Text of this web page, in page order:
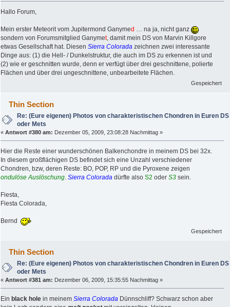
Hallo Forum,
Mein erster Meteorit vom Jupitermond Ganymed … na ja, nicht ganz
sondern von Forumsmitglied Ganymet, damit mein DS von Marvin Killgore
etwas Gesellschaft hat. Diesen Sierra Colorada zeichnen zwei interessante
Dinge aus: (1) die Hell- / Dunkelstruktur, die auch im DS zu erkennen ist und
(2) wie er geschnitten wurde, denn er verfügt über drei geschnittene, polierte
Flächen und über drei ungeschnittene, unbearbeitete Flächen.
Gespeichert
Thin Section
Re: (Eure eigenen) Photos von charakteristischen Chondren in Euren DS
oder Mets
« Antwort #380 am: Dezember 05, 2009, 23:08:28 Nachmittag »
Hier die Reste einer wunderschönen Balkenchondre in meinem DS bei 32x.
In diesem großflächigen DS befindet sich eine Unzahl verschiedener
Chondren, bzw, deren Reste: BO, POP, RP und die Pyroxene zeigen
ondulöse Auslöschung. Sierra Colorada dürfte also S2 oder S3 sein.
Fiesta,
Fiesta Colorada,
Bernd
Gespeichert
Thin Section
Re: (Eure eigenen) Photos von charakteristischen Chondren in Euren DS
oder Mets
« Antwort #381 am: Dezember 06, 2009, 15:35:55 Nachmittag »
Ein black hole in meinem Sierra Colorada Dünnschliff? Schwarz schon aber